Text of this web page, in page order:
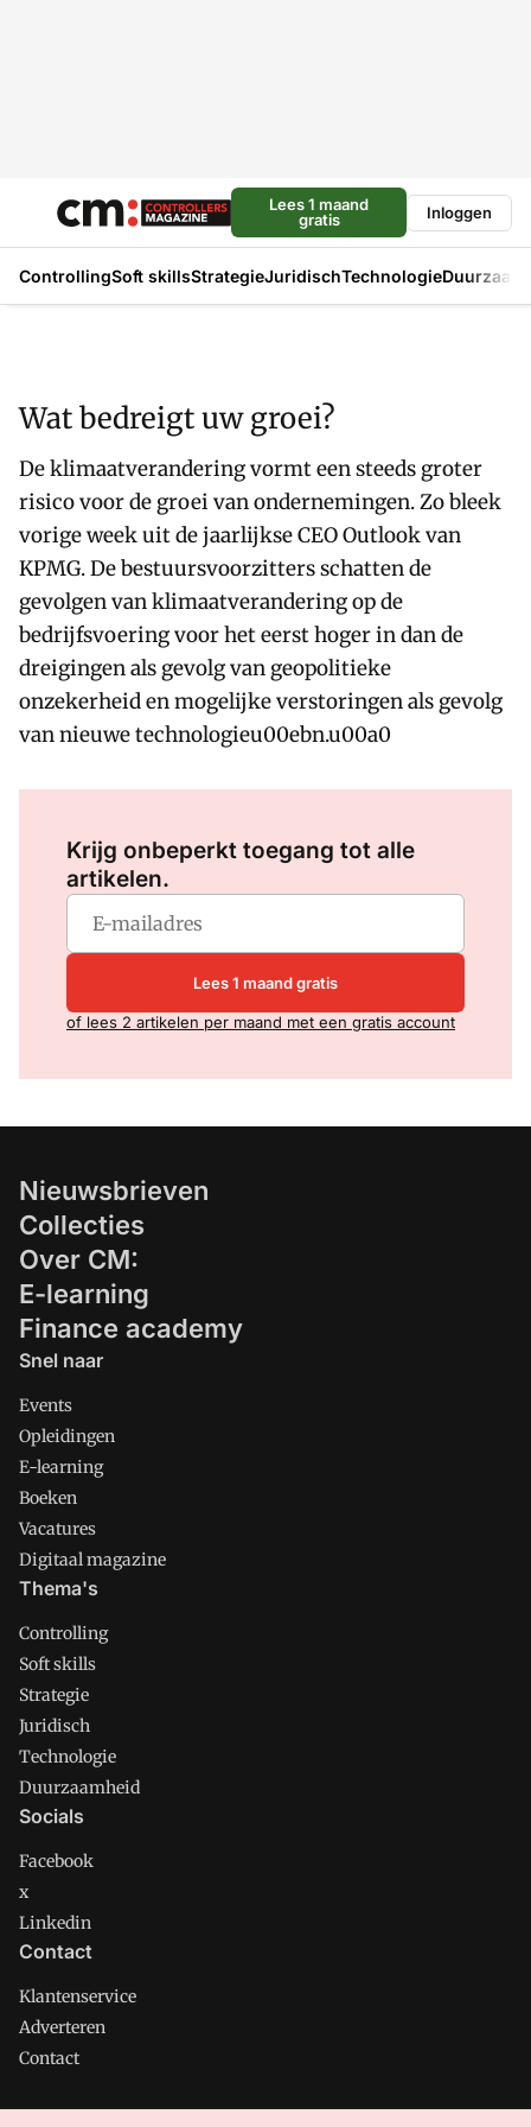
Lees 1 maand
gratis
Inloggen
ControllingSoft skillsStrategieJuridischTechnologie
Wat bedreigt uw groei?
De klimaatverandering vormt een steeds groter
risico voor de groei van ondernemingen. Zo bleek
vorige week uit de jaarlijkse CEO Outlook van
KPMG. De bestuursvoorzitters schatten de
gevolgen van klimaatverandering op de
bedrijfsvoering voor het eerst hoger in dan de
dreigingen als gevolg van geopolitieke
onzekerheid en mogelijke verstoringen als gevolg
van nieuwe technologieu00ebn.u00a0
Krijg onbeperkt toegang tot alle
artikelen.
Lees 1 maand gratis
of lees 2 artikelen per maand met een gratis account
Nieuwsbrieven
Collecties
Over CM:
E-learning
Finance academy
Snel naar
Events
Opleidingen
E-learning
Boeken
Vacatures
Digitaal magazine
Thema's
Controlling
Soft skills
Strategie
Juridisch
Technologie
Duurzaamheid
Socials
Facebook
x
Linkedin
Contact
Klantenservice
Adverteren
Contact